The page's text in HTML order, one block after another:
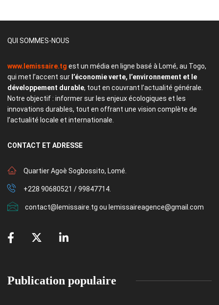
QUI SOMMES-NOUS
www.lemissaire.tg est un média en ligne basé à Lomé, au Togo,
qui met l’accent sur l’économie verte, l’environnement et le
développement durable, tout en couvrant l’actualité générale.
Notre objectif : informer sur les enjeux écologiques et les
innovations durables, tout en offrant une vision complète de
l’actualité locale et internationale.
CONTACT ET ADRESSE
Quartier Agoè Sogbossito, Lomé.
+228 90680521 / 99847714.
contact@lemissaire.tg ou lemissaireagence@gmail.com
Publication populaire